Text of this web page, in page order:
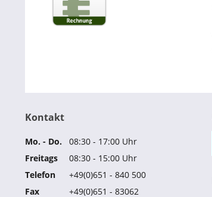
Kontakt
Mo. - Do.
08:30 - 17:00 Uhr
Freitags
08:30 - 15:00 Uhr
Telefon
+49(0)651 - 840 500
Fax
+49(0)651 - 83062